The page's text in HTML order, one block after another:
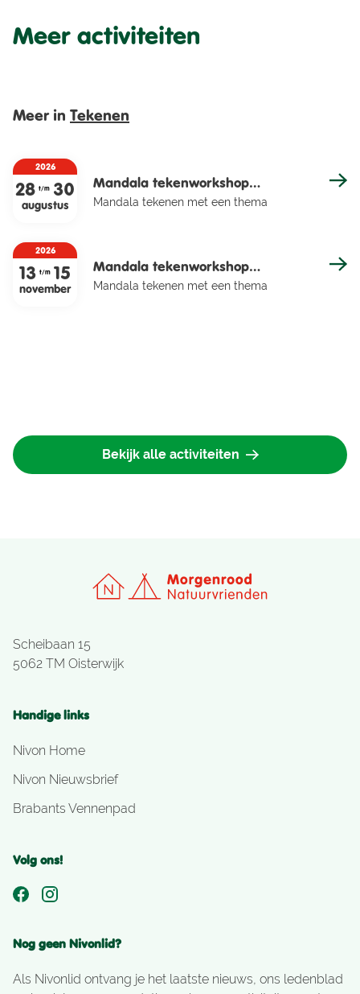
Meer activiteiten
Meer in Tekenen
2026
28 t/m 30
augustus
Mandala tekenworkshop
Hundertwasser
Mandala tekenen met een thema
2026
13 t/m 15
november
Mandala tekenworkshop
Islamitische kunst 1
Mandala tekenen met een thema
Bekijk alle activiteiten
Scheibaan 15
5062 TM Oisterwijk
Handige links
Nivon Home
Nivon Nieuwsbrief
Brabants Vennenpad
Volg ons!
Nog geen Nivonlid?
Als Nivonlid ontvang je het laatste nieuws, ons ledenblad